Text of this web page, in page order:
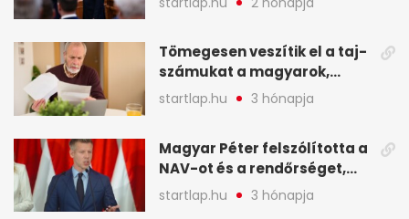
Magyart miniszterelnökké
legfontosabb hírei
képekben
Tömegesen veszítik el a taj-
számukat a magyarok,
sokak ellen eljárást indít a
NAV - A hét hírei képekben
startlap.hu 3 hónapja
Magyar Péter felszólította a
NAV-ot és a rendőrséget,
tartóztassák le a NER-es
oligarchákat - A hét
startlap.hu 3 hónapja